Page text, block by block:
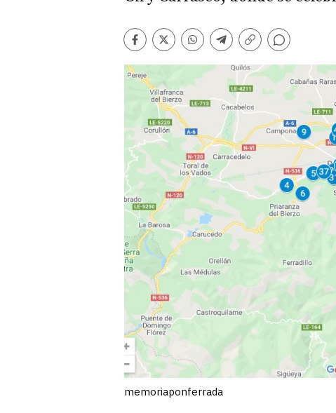
Facebook
TwitterWhatsapp
Telegram
Copiar
enlace
Comentarios
memoriaponferrada